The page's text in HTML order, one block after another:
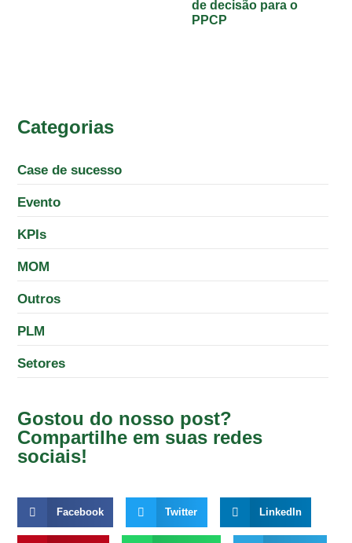
de decisão para o
PPCP
Categorias
Case de sucesso
Evento
KPIs
MOM
Outros
PLM
Setores
Gostou do nosso post?
Compartilhe em suas redes
sociais!
Facebook Twitter LinkedIn